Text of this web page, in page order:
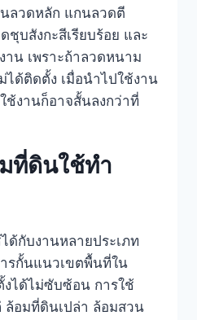
ลวดหลัก แกนลวดตี
ชุบสังกะสีเรียบร้อย และ
น เพราะถ้าลวดหนาม
ได้ติดตั้ง เมื่อนำไปใช้งาน
ช้งานก็อาจสั้นลงกว่าที่
ที่ดินใช้ทำ
กับงานหลายประเภท
รกั้นแนวเขตพื้นที่ใน
ได้ไม่ซับซ้อน การใช้
ล้อมที่ดินเปล่า ล้อมสวน